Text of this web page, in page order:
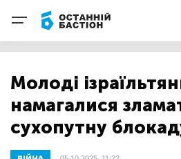
Молоді
намагалися
сухопутну